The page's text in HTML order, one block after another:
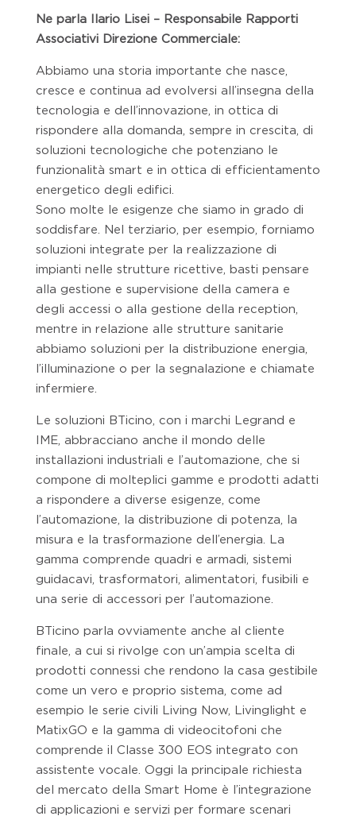
Ne parla Ilario Lisei – Responsabile Rapporti
Associativi Direzione Commerciale:
Abbiamo una storia importante che nasce,
cresce e continua ad evolversi all’insegna della
tecnologia e dell’innovazione, in ottica di
rispondere alla domanda, sempre in crescita, di
soluzioni tecnologiche che potenziano le
funzionalità smart e in ottica di efficientamento
energetico degli edifici.
Sono molte le esigenze che siamo in grado di
soddisfare. Nel terziario, per esempio, forniamo
soluzioni integrate per la realizzazione di
impianti nelle strutture ricettive, basti pensare
alla gestione e supervisione della camera e
degli accessi o alla gestione della reception,
mentre in relazione alle strutture sanitarie
abbiamo soluzioni per la distribuzione energia,
l’illuminazione o per la segnalazione e chiamate
infermiere.
Le soluzioni BTicino, con i marchi Legrand e
IME, abbracciano anche il mondo delle
installazioni industriali e l’automazione, che si
compone di molteplici gamme e prodotti adatti
a rispondere a diverse esigenze, come
l’automazione, la distribuzione di potenza, la
misura e la trasformazione dell’energia. La
gamma comprende quadri e armadi, sistemi
guidacavi, trasformatori, alimentatori, fusibili e
una serie di accessori per l’automazione.
BTicino parla ovviamente anche al cliente
finale, a cui si rivolge con un’ampia scelta di
prodotti connessi che rendono la casa gestibile
come un vero e proprio sistema, come ad
esempio le serie civili Living Now, Livinglight e
MatixGO e la gamma di videocitofoni che
comprende il Classe 300 EOS integrato con
assistente vocale. Oggi la principale richiesta
del mercato della Smart Home è l’integrazione
di applicazioni e servizi per formare scenari